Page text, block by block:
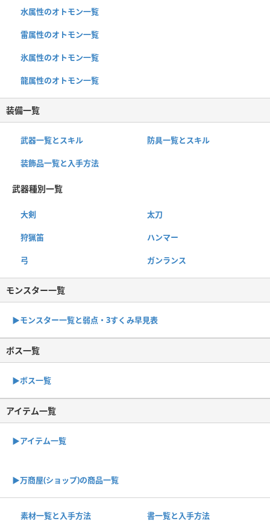
水属性のオトモン一覧
雷属性のオトモン一覧
氷属性のオトモン一覧
龍属性のオトモン一覧
装備一覧
武器一覧とスキル 防具一覧とスキル
装飾品一覧と入手方法
武器種別一覧
大剣 太刀
狩猟笛 ハンマー
弓 ガンランス
モンスター一覧
▶︎モンスター一覧と弱点・3すくみ早見表
ボス一覧
▶︎ボス一覧
アイテム一覧
▶アイテム一覧
▶︎万商屋(ショップ)の商品一覧
素材一覧と入手方法 書一覧と入手方法